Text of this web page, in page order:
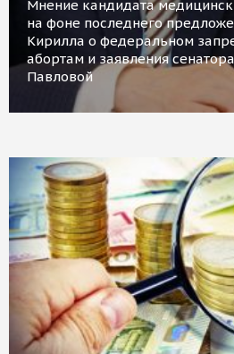
Мнение кандидата
на фоне последнего
Кирилла о федеральном
абортам и заявления
Павловой